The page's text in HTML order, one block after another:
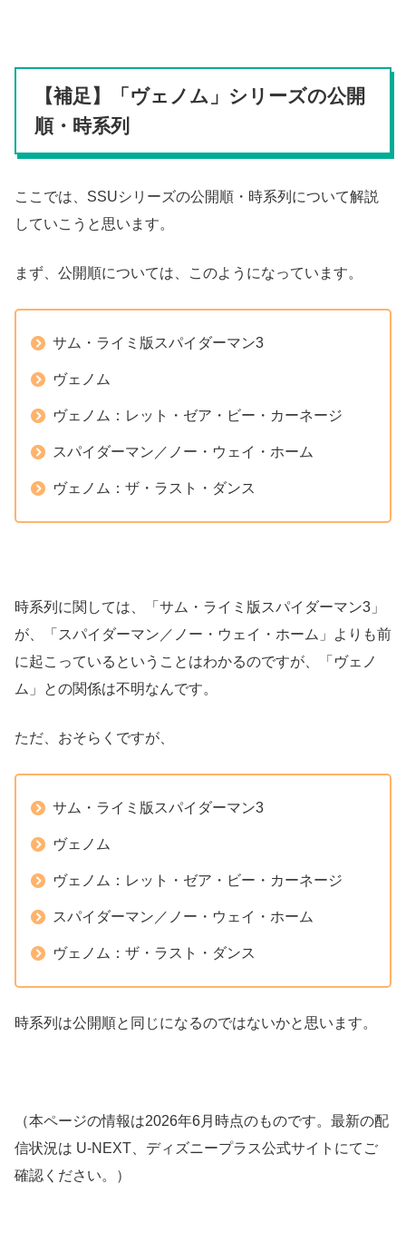
【補足】「ヴェノム」シリーズの公開
順・時系列
ここでは、SSUシリーズの公開順・時系列について解説
していこうと思います。
まず、公開順については、このようになっています。
サム・ライミ版スパイダーマン3
ヴェノム
ヴェノム：レット・ゼア・ビー・カーネージ
スパイダーマン／ノー・ウェイ・ホーム
ヴェノム：ザ・ラスト・ダンス
時系列に関しては、「サム・ライミ版スパイダーマン3」
が、「スパイダーマン／ノー・ウェイ・ホーム」よりも前
に起こっているということはわかるのですが、「ヴェノ
ム」との関係は不明なんです。
ただ、おそらくですが、
サム・ライミ版スパイダーマン3
ヴェノム
ヴェノム：レット・ゼア・ビー・カーネージ
スパイダーマン／ノー・ウェイ・ホーム
ヴェノム：ザ・ラスト・ダンス
時系列は公開順と同じになるのではないかと思います。
（本ページの情報は2026年6月時点のものです。最新の配
信状況は U-NEXT、ディズニープラス公式サイトにてご
確認ください。）